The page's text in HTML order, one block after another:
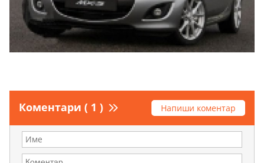
Коментари ( 1 ) Напиши коментар